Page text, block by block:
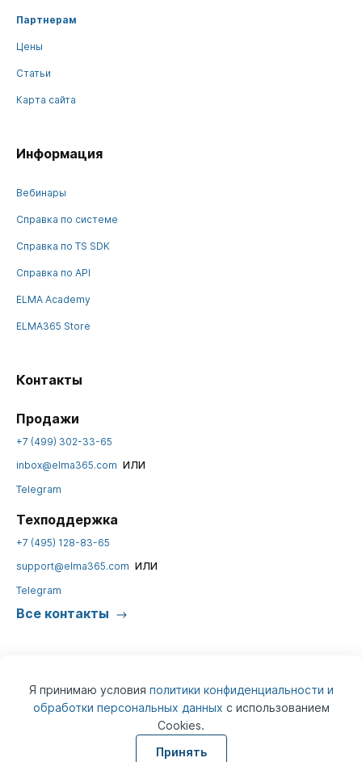
Я принимаю условия политики конфиденциальности и
обработки персональных данных с использованием
Cookies.
Принять
Партнерам
Цены
Статьи
Карта сайта
Информация
Вебинары
Справка по системе
Справка по TS SDK
Справка по API
ELMA Academy
ELMA365 Store
Контакты
Продажи
+7 (499) 302-33-65
inbox@elma365.com или
Telegram
Техподдержка
+7 (495) 128-83-65
support@elma365.com или
Telegram
Все контакты
Информация на сайте предназначена для юридических лиц и не